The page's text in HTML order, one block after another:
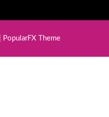
PopularFX Theme